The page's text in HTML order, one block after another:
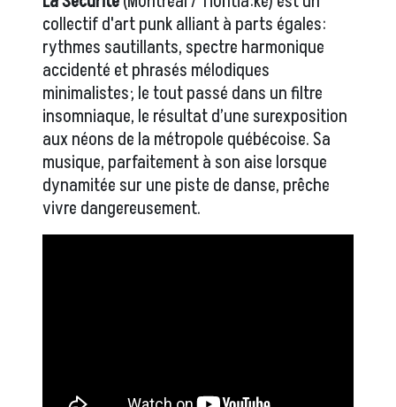
collectif d'art punk alliant à parts égales:
rythmes sautillants, spectre harmonique
accidenté et phrasés mélodiques
minimalistes; le tout passé dans un filtre
insomniaque, le résultat d’une surexposition
aux néons de la métropole québécoise. Sa
musique, parfaitement à son aise lorsque
dynamitée sur une piste de danse, prêche
vivre dangereusement.